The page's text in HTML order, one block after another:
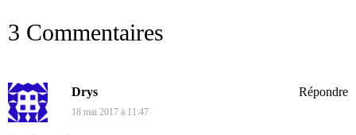
3 Commentaires
Drys
18 mai 2017 à 11:47
Répondre